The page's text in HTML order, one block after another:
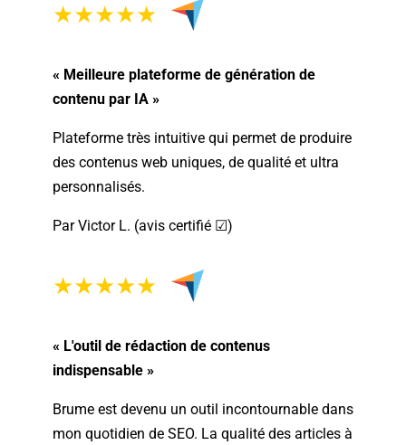
★★★★★
« Meilleure plateforme de génération de
contenu par IA »
Plateforme très intuitive qui permet de produire
des contenus web uniques, de qualité et ultra
personnalisés.
Par Victor L. (avis certifié ☑)
★★★★★
« L'outil de rédaction de contenus
indispensable »
Brume est devenu un outil incontournable dans
mon quotidien de SEO. La qualité des articles à